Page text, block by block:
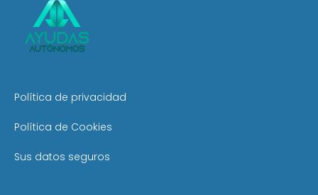
Política de privacidad
Política de Cookies
Sus datos seguros